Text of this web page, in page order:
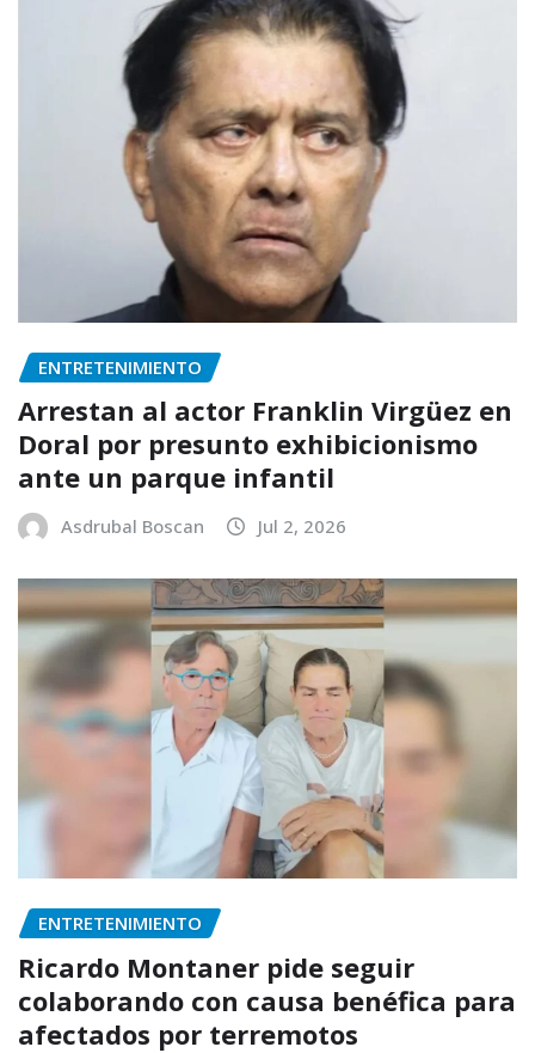
ENTRETENIMIENTO
Arrestan al actor Franklin Virgüez en
Doral por presunto exhibicionismo
ante un parque infantil
Asdrubal Boscan Jul 2, 2026
ENTRETENIMIENTO
Ricardo Montaner pide seguir
colaborando con causa benéfica para
afectados por terremotos